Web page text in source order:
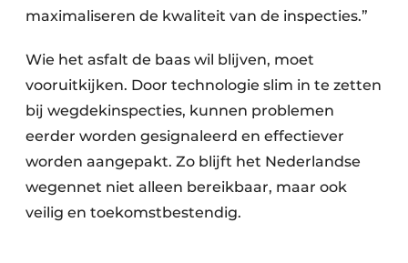
maximaliseren de kwaliteit van de inspecties.”
Wie het asfalt de baas wil blijven, moet
vooruitkijken. Door technologie slim in te zetten
bij wegdekinspecties, kunnen problemen
eerder worden gesignaleerd en effectiever
worden aangepakt. Zo blijft het Nederlandse
wegennet niet alleen bereikbaar, maar ook
veilig en toekomstbestendig.